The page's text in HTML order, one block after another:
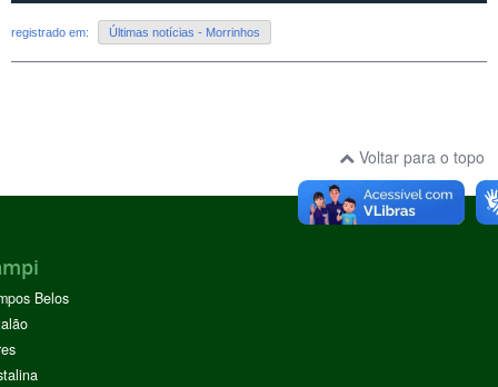
registrado em: Últimas notícias - Morrinhos
Voltar para o topo
Belos